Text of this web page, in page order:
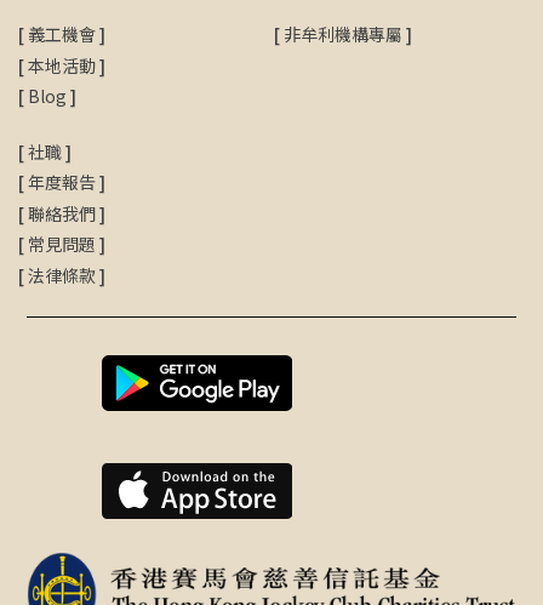
[義工機會]
[本地活動]
[Blog ]
[ 非牟利機構專屬]
[社職]
[年度報告]
[聯絡我們]
[常見問題 ]
[法律條款 ]